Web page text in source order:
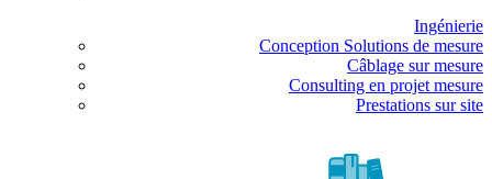
Ingénierie
Conception Solutions de mesure
Câblage sur mesure
Consulting en projet mesure
Prestations sur site